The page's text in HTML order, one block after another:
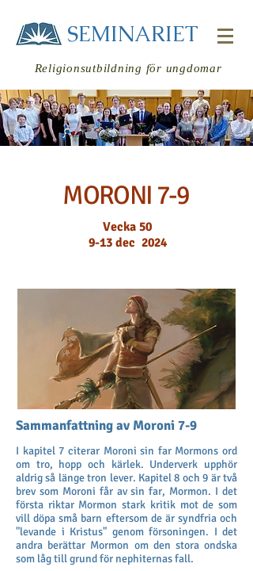
SEMINARIET
Religionsutbildning för ungdomar
Logga in
MORONI 7-9
Vecka 50
9-13 dec 2024
Sammanfattning av Moroni 7-9
I kapitel 7 citerar Moroni sin far Mormons ord
om tro, hopp och kärlek. Underverk upphör
aldrig så länge tron lever. Kapitel 8 och 9 är två
brev som Moroni får av sin far, Mormon. I det
första riktar Mormon stark kritik mot de som
vill döpa små barn eftersom de är syndfria och
"levande i Kristus" genom försoningen. I det
andra berättar Mormon om den stora ondska
som låg till grund för nephiternas fall.